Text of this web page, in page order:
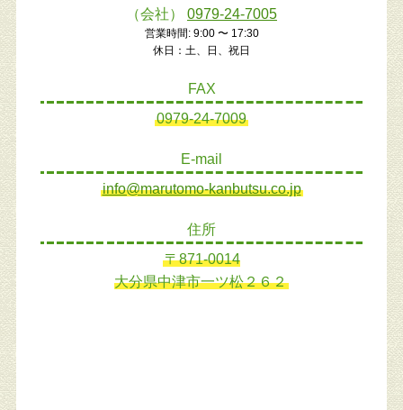
（会社） 0979-24-7005
営業時間: 9:00 〜 17:30
休日：土、日、祝日
FAX
0979-24-7009
E-mail
info@marutomo-kanbutsu.co.jp
住所
〒871-0014
大分県中津市一ツ松２６２